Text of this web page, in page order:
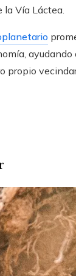
la Vía Láctea.
propio